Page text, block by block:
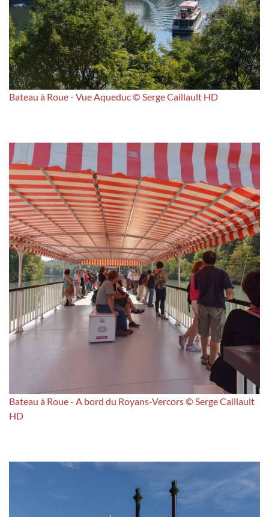
Bateau à Roue - Vue Aqueduc © Serge Caillault HD
Bateau à Roue - A bord du Royans-Vercors © Serge Caillault
HD